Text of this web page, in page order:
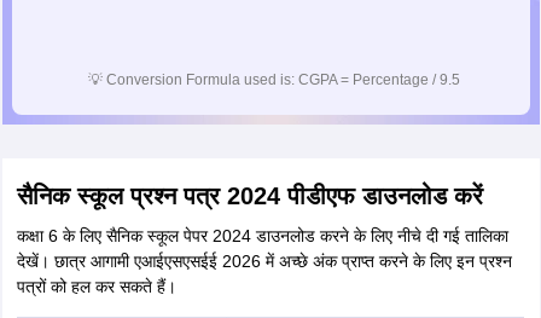
💡 Conversion Formula used is: CGPA = Percentage / 9.5
सैनिक स्कूल प्रश्न पत्र 2024 पीडीएफ डाउनलोड करें
कक्षा 6 के लिए सैनिक स्कूल पेपर 2024 डाउनलोड करने के लिए नीचे दी गई तालिका
देखें। छात्र आगामी एआईएसएसईई 2026 में अच्छे अंक प्राप्त करने के लिए इन प्रश्न
पत्रों को हल कर सकते हैं।